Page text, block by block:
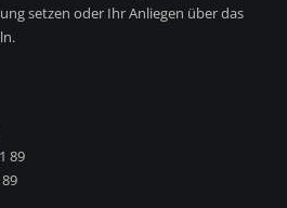
setzen oder Ihr Anliegen über das
89